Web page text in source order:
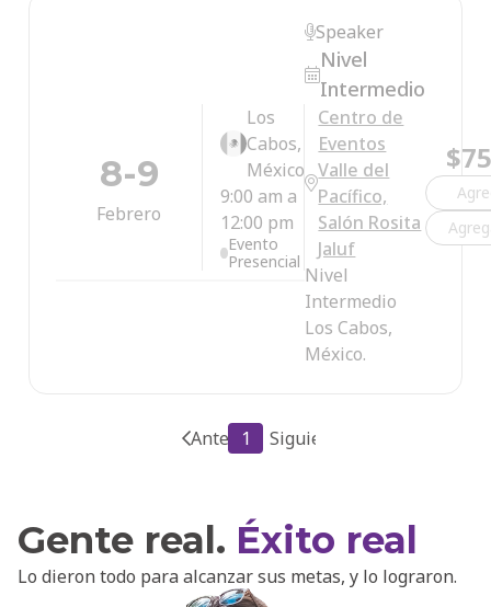
8-9
Febrero
Los
Cabos,
México
9:00 am a
12:00 pm
Evento
Presencial
Speaker
Nivel
Intermedio
Centro de
Eventos
Valle del
Pacífico,
Salón Rosita
Jaluf
Nivel
Intermedio
Los Cabos,
México.
Anterior
1 Siguiente
Gente real. Éxito real
Lo dieron todo para alcanzar sus metas, y lo lograron.